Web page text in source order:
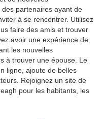
partenaires ayant de
à se rencontrer. Utilisez
faire des amis et trouver
avoir une expérience de
les nouvelles
à trouver une épouse. Le
ligne, ajoute de belles
Rejoignez un site de
pour les habitants, les